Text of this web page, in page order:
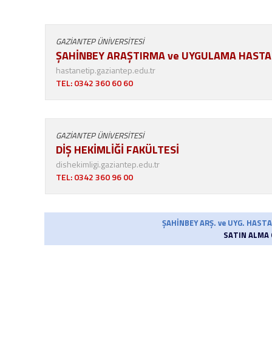
GAZİANTEP ÜNİVERSİTESİ
ŞAHİNBEY ARAŞTIRMA ve UYGULAMA
hastanetip.gaziantep.edu.tr
TEL: 0342 360 60 60
GAZİANTEP ÜNİVERSİTESİ
DİŞ HEKİMLİĞİ FAKÜLTESİ
dishekimligi.gaziantep.edu.tr
TEL: 0342 360 96 00
ŞAHİNBEY ARŞ. ve UYG.
SATIN ALMA